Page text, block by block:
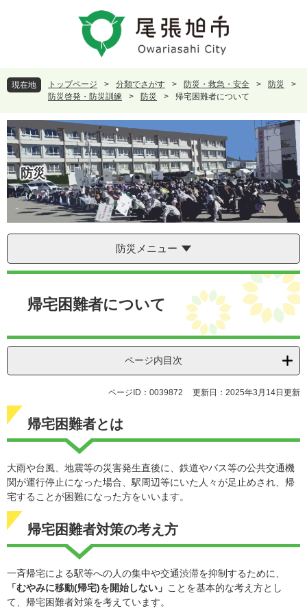
頭
で
。
飛
ば
て
本
文
へ
現在地 トップページ > 分類でさがす > 防災・救急・安全 > 防災
>
防災啓発・防災訓練
> 防災 > 帰宅困難者について
防災
防災メニュー
本
帰宅困難者について
ページ内目次
ページID：0039872 更新日：2025年3月14日更新
帰宅困難者とは
大雨や台風、地震等の災害発生直後に、鉄道やバス等の公共交通機
関が運行停止になった場合、駅周辺等にいた人々が足止めされ、帰
宅することが困難になった方をいいます。
帰宅困難者対策の考え方
一斉帰宅による駅等への人の集中や交通渋滞を抑制するために、
「むやみに移動(帰宅)を開始しない」 ことを基本的な考え方とし
て、帰宅困難者対策を考えています。